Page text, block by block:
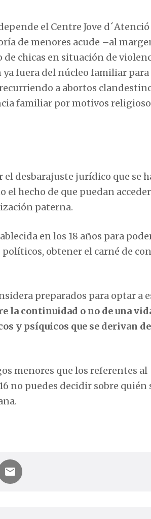
el Centre Jove d´Atenció
de menores acude –al
chicas en situación de
fuera del núcleo familiar para
a abortos
familiar por motivos
desbarajuste jurídico que se
hecho de que puedan
paterna.
en los 18 años para
obtener el carné de
preparados para optar a
la continuidad o no de una
y psíquicos que se derivan
menores que los referentes al
no puedes decidir sobre quién